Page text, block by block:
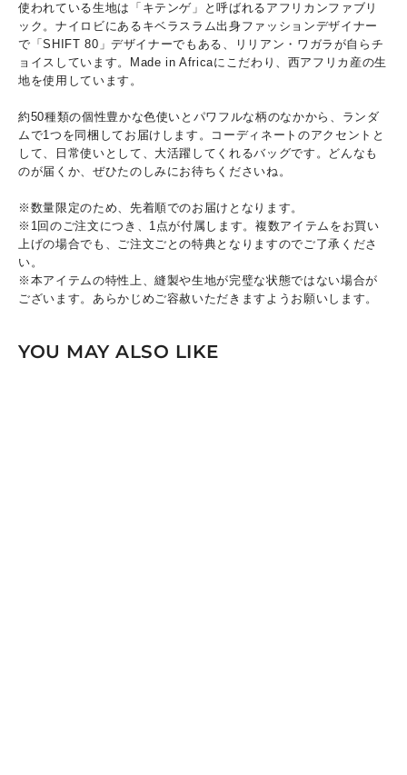
使われている生地は「キテンゲ」と呼ばれるアフリカンファブリ
ック。ナイロビにあるキベラスラム出身ファッションデザイナー
で「SHIFT 80」デザイナーでもある、リリアン・ワガラが自らチ
ョイスしています。Made in Africaにこだわり、西アフリカ産の生
地を使用しています。
約50種類の個性豊かな色使いとパワフルな柄のなかから、ランダ
ムで1つを同梱してお届けします。コーディネートのアクセントと
して、日常使いとして、大活躍してくれるバッグです。どんなも
のが届くか、ぜひたのしみにお待ちくださいね。
※数量限定のため、先着順でのお届けとなります。
※1回のご注文につき、1点が付属します。複数アイテムをお買い
上げの場合でも、ご注文ごとの特典となりますのでご了承くださ
い。
※本アイテムの特性上、縫製や生地が完璧な状態ではない場合が
ございます。あらかじめご容赦いただきますようお願いします。
YOU MAY ALSO LIKE